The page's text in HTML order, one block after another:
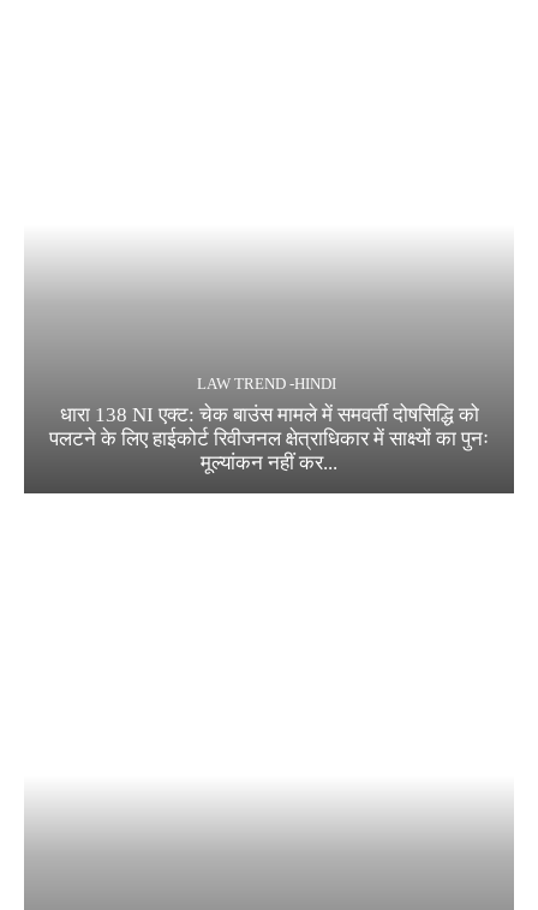
LAW TREND -HINDI
धारा 138 NI एक्ट: चेक बाउंस मामले में समवर्ती दोषसिद्धि को
पलटने के लिए हाईकोर्ट रिवीजनल क्षेत्राधिकार में साक्ष्यों का पुनः
मूल्यांकन नहीं कर...